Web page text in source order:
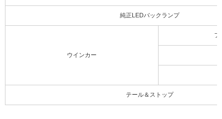
純正LEDバックランプ
ウインカー
フ
テール＆ストップ